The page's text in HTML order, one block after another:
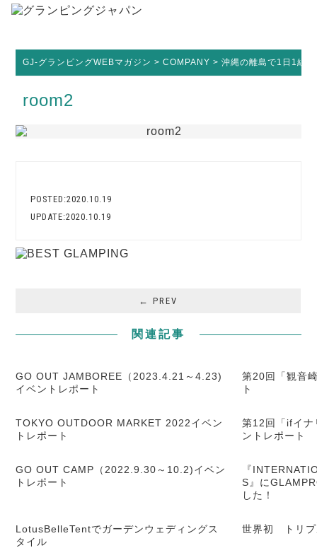
GJ-グランピングWEBマガジン >COMPANY >沖縄の離島で1日1組
room2
POSTED:2020.10.19
UPDATE:2020.10.19
← PREV
関連記事
GO OUT JAMBOREE（2023.4.21～4.23)
イベントレポート
第20回「観音
ト
TOKYO OUTDOOR MARKET 2022イベン
トレポート
第12回「ifイ
ントレポート
GO OUT CAMP（2022.9.30～10.2)イベン
トレポート
『
S』に
した！
LotusBelleTentでガーデンウェディングス
タイル
世界初 トリプ